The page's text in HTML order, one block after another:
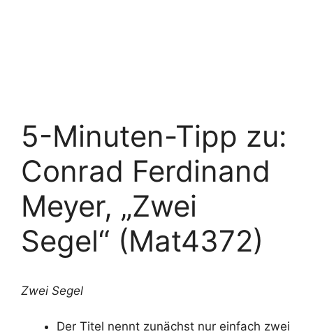
5-Minuten-Tipp zu:
Conrad Ferdinand
Meyer, „Zwei
Segel“ (Mat4372)
Zwei Segel
Der Titel nennt zunächst nur einfach zwei